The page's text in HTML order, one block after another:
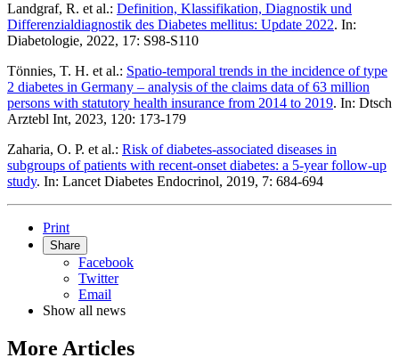
Landgraf, R. et al.: Definition, Klassifikation, Diagnostik und
Differenzialdiagnostik des Diabetes mellitus: Update 2022. In:
Diabetologie, 2022, 17: S98-S110
Tönnies, T. H. et al.: Spatio-temporal trends in the incidence of type
2 diabetes in Germany – analysis of the claims data of 63 million
persons with statutory health insurance from 2014 to 2019. In: Dtsch
Arztebl Int, 2023, 120: 173-179
Zaharia, O. P. et al.: Risk of diabetes-associated diseases in
subgroups of patients with recent-onset diabetes: a 5-year follow-up
study. In: Lancet Diabetes Endocrinol, 2019, 7: 684-694
Print
Share
Facebook
Twitter
Email
Show all news
More Articles